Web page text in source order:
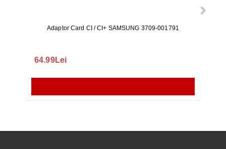
Adaptor Card CI / CI+ SAMSUNG 3709-001791
64.99Lei